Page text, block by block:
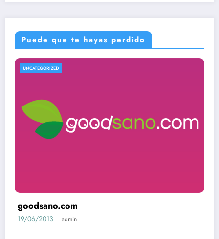
Puede que te hayas perdido
UNCATEGORIZED
goodsano.com
19/06/2013 admin